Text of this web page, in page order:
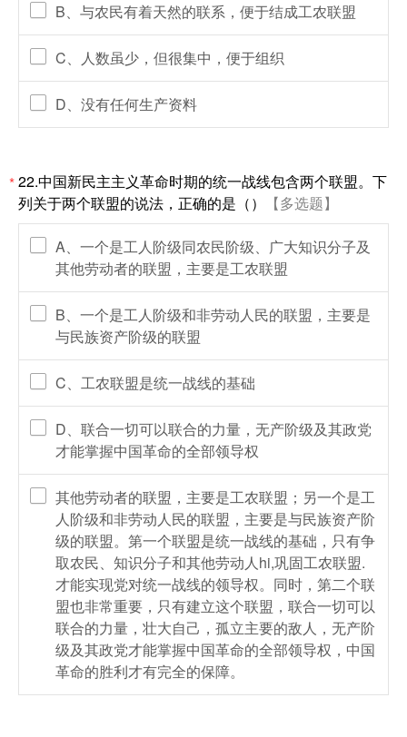
B、与农民有着天然的联系，便于结成工农联盟
C、人数虽少，但很集中，便于组织
D、没有任何生产资料
*22.中国新民主主义革命时期的统一战线包含两个联盟。下
列关于两个联盟的说法，正确的是（）
【多选题】
A、一个是工人阶级同农民阶级、广大知识分子及
其他劳动者的联盟，主要是工农联盟
B、一个是工人阶级和非劳动人民的联盟，主要是
与民族资产阶级的联盟
C、工农联盟是统一战线的基础
D、联合一切可以联合的力量，无产阶级及其政党
才能掌握中国革命的全部领导权
其他劳动者的联盟，主要是工农联盟；另一个是工
人阶级和非劳动人民的联盟，主要是与民族资产阶
级的联盟。第一个联盟是统一战线的基础，只有争
取农民、知识分子和其他劳动人hi,巩固工农联盟.
才能实现党对统一战线的领导权。同时，第二个联
盟也非常重要，只有建立这个联盟，联合一切可以
联合的力量，壮大自己，孤立主要的敌人，无产阶
级及其政党才能掌握中国革命的全部领导权，中国
革命的胜利才有完全的保障。